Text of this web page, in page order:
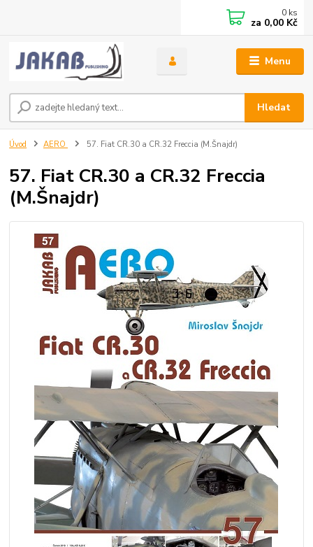
Menu
Hledat
0 ks
za 0,00 Kč
Úvod AERO 57. Fiat CR.30 a CR.32 Freccia (M.Šnajdr)
57. Fiat CR.30 a CR.32 Freccia
(M.Šnajdr)